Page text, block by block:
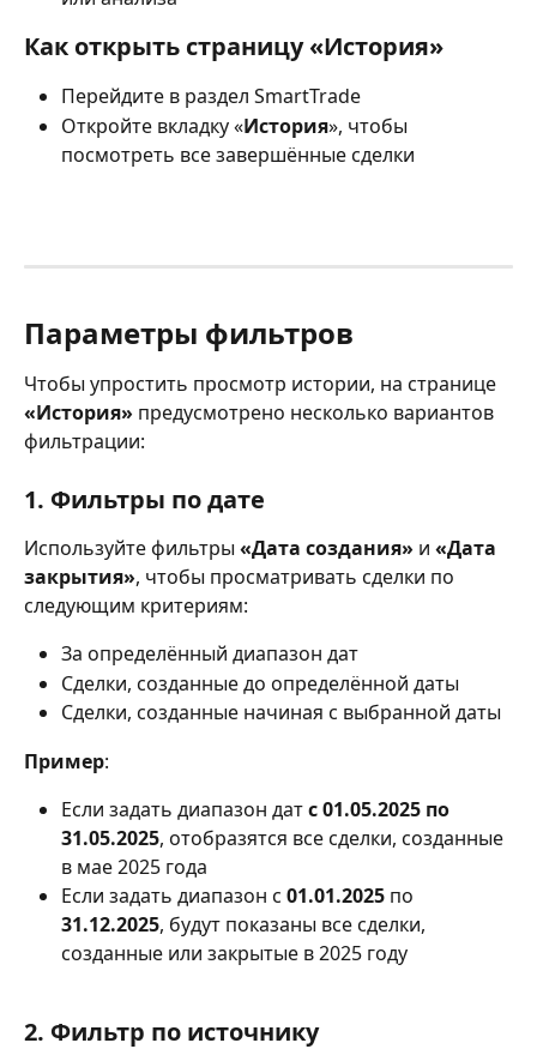
Как открыть страницу «История»
Перейдите в раздел SmartTrade
Откройте вкладку «История», чтобы
посмотреть все завершённые сделки
Параметры фильтров
Чтобы упростить просмотр истории, на странице
«История» предусмотрено несколько вариантов
фильтрации:
1. Фильтры по дате
Используйте фильтры «Дата создания» и «Дата
закрытия», чтобы просматривать сделки по
следующим критериям:
За определённый диапазон дат
Сделки, созданные до определённой даты
Сделки, созданные начиная с выбранной даты
Пример:
Если задать диапазон дат с 01.05.2025 по
31.05.2025, отобразятся все сделки, созданные
в мае 2025 года
Если задать диапазон с 01.01.2025 по
31.12.2025, будут показаны все сделки,
созданные или закрытые в 2025 году
2. Фильтр по источнику